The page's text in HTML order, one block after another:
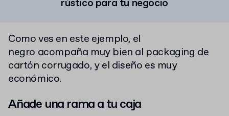
rústico para tu negocio
Como ves en este ejemplo, el
negro acompaña muy bien al packaging de
cartón corrugado, y el diseño es muy
económico.
Añade una rama a tu caja